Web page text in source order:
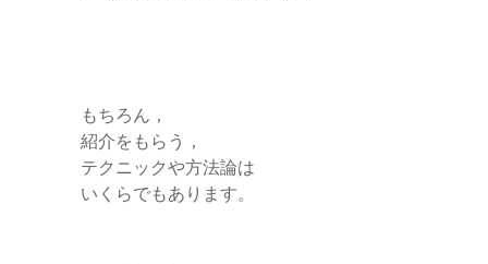
もちろん，
紹介をもらう，
テクニックや方法論は
いくらでもあります。